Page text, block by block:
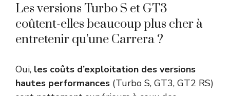
Les versions Turbo S et GT3
coûtent-elles beaucoup plus cher à
entretenir qu’une Carrera ?
Oui, les coûts d’exploitation des versions
hautes performances (Turbo S, GT3, GT2 RS)